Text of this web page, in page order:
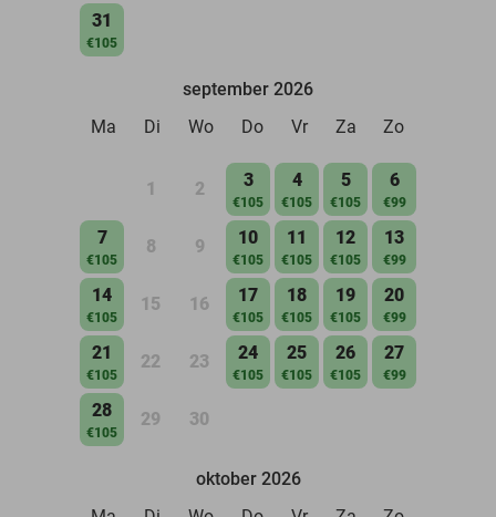
31
€105
september 2026
Ma
Di Wo Do Vr Za Zo
1 2 3
€105
4
€105
5
€105
6
€99
7
€105
8 9 10
€105
11
€105
12
€105
13
€99
14
€105
15 16 17
€105
18
€105
19
€105
20
€99
21
€105
22 23 24
€105
25
€105
26
€105
27
€99
28
€105
29 30
oktober 2026